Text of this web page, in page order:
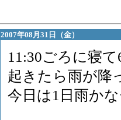
2007年08月31日（金）
11:30ごろに寝
起きたら雨が降
今日は1日雨か